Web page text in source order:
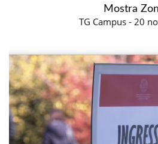
Mostra
TG Campus - 20